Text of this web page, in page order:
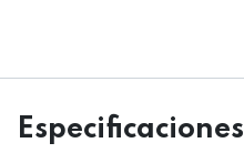
Especificaciones